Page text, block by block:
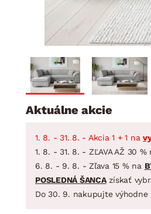
Záhrada
Domácnosť
Zobrazit vše
VEĽKÁ NOC
Aktuálne akcie
1. 8. - 31. 8. - Akcia 1 + 1 na
1. 8. - 31. 8. - ZĽAVA AŽ 30
6. 8. - 9. 8. - Zľava 15 % na
POSLEDNÁ ŠANCAzískať
Do 30. 9. nakupujte výhodne